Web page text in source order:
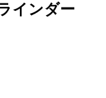
インダー